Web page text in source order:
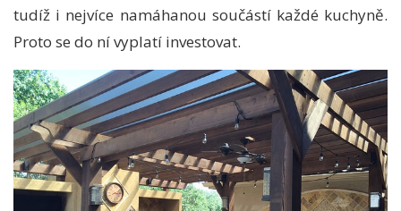
tudíž i nejvíce namáhanou součástí každé kuchyně.
Proto se do ní vyplatí investovat.